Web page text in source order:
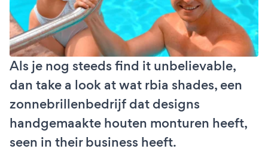
Als je nog steeds find it unbelievable,
dan take a look at wat rbia shades, een
zonnebrillenbedrijf dat designs
handgemaakte houten monturen heeft,
seen in their business heeft.